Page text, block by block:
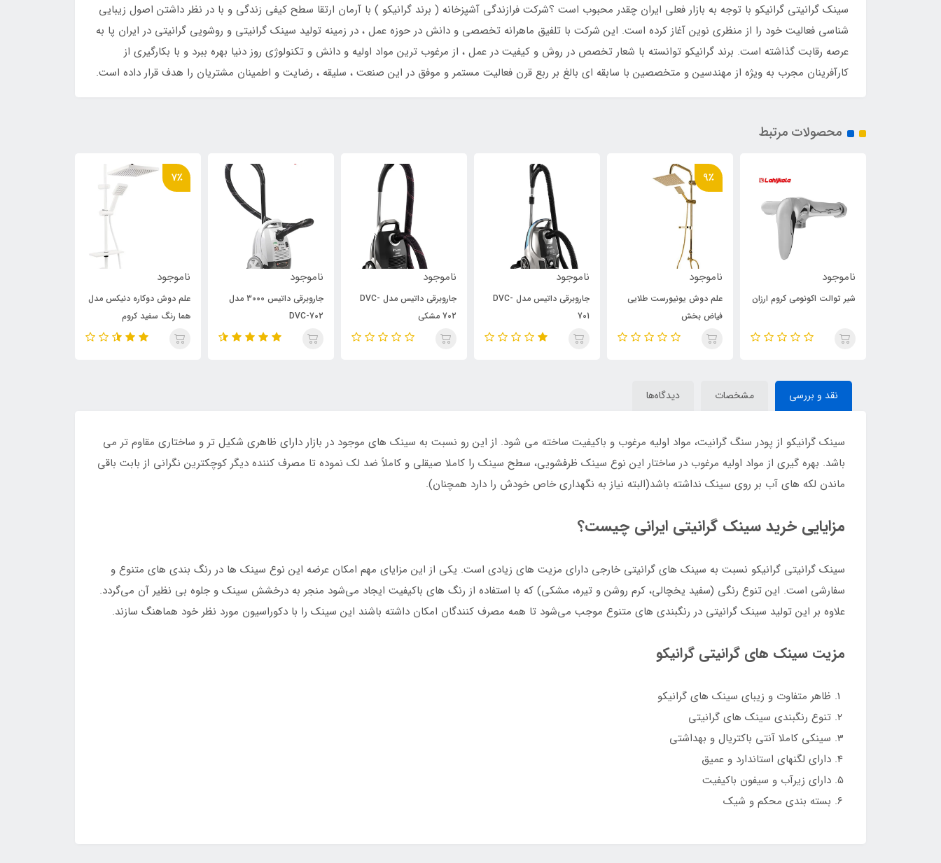
سینک گرانیتی گرانیکو با توجه به بازار فعلی ایران چقدر محبوب است ؟شرکت فرازندگی آشپزخانه ( برند گرانیکو ) با آرمان ارتقا سطح کیفی زندگی و با در نظر داشتن اصول زیبایی
شناسی فعالیت خود را از منظری نوین آغاز کرده است. این شرکت با تلفیق ماهرانه تخصصی و دانش در حوزه عمل ، در زمینه تولید سینک گرانیتی و روشویی گرانیتی در ایران پا به
عرصه رقابت گذاشته است. برند گرانیکو توانسته با شعار تخصص در روش و کیفیت در عمل ، از مرغوب ترین مواد اولیه و دانش و تکنولوژی روز دنیا بهره ببرد و با بکارگیری از
کارآفرینان مجرب به ویژه از مهندسین و متخصصین با سابقه ‌ای بالغ بر ربع قرن فعالیت مستمر و موفق در این صنعت ، سلیقه ، رضایت و اطمینان مشتریان را هدف قرار داده است.
محصولات مرتبط
ناموجود
شیر توالت اکونومی کروم ارزان
9٪
ناموجود
علم دوش یونیورست طلایی
فیاض بخش
ناموجود
جاروبرقی داتیس مدل DVC-
701
ناموجود
جاروبرقی داتیس مدل DVC-
702 مشکی
ناموجود
جاروبرقی داتیس 3000 مدل
DVC-702
7٪
ناموجود
علم دوش دوکاره دنیکس مدل
هما رنگ سفید کروم
نقد و بررسی مشخصات دیدگاه‌ها
سینک گرانیکو از پودر سنگ گرانیت، مواد اولیه مرغوب و باکیفیت ساخته می شود. از این رو نسبت به سینک های موجود در بازار دارای ظاهری شکیل تر و ساختاری مقاوم تر می
باشد. بهره گیری از مواد اولیه مرغوب در ساختار این نوع سینک ظرفشویی، سطح سینک را کاملا صیقلی و کاملاً ضد لک نموده تا مصرف کننده دیگر کوچکترین نگرانی از بابت باقی
ماندن لکه های آب بر روی سینک نداشته باشد(البته نیاز به نگهداری خاص خودش را دارد همچنان).
مزایایی خرید سینک گرانیتی ایرانی چیست؟
سینک گرانیتی گرانیکو نسبت به سینک های گرانیتی خارجی دارای مزیت های زیادی است. یکی از این مزایای مهم امکان عرضه این نوع سینک ها در رنگ بندی های متنوع و
سفارشی است. این تنوع رنگی (سفید یخچالی، کرم روشن و تیره، مشکی) که با استفاده از رنگ های باکیفیت ایجاد می‌شود منجر به درخشش سینک و جلوه بی نظیر آن می‌گردد.
علاوه بر این تولید سینک گرانیتی در رنگبندی های متنوع موجب می‌شود تا همه مصرف کنندگان امکان داشته باشند این سینک را با دکوراسیون مورد نظر خود هماهنگ سازند.
مزیت سینک های گرانیتی گرانیکو
ظاهر متفاوت و زیبای سینک های گرانیکو
تنوع رنگبندی سینک های گرانیتی
سینکی کاملا آنتی باکتریال و بهداشتی
دارای لگنهای استاندارد و عمیق
دارای زیرآب و سیفون باکیفیت
بسته بندی محکم و شیک